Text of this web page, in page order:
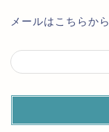
メールはこちらから